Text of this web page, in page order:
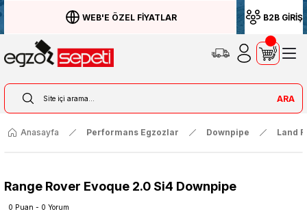
WEB'E ÖZEL FİYATLAR B2B GİRİŞ
ARA
Anasayfa Performans Egzozlar Downpipe Land
Range Rover Evoque 2.0 Si4 Downpipe
0 Puan - 0 Yorum